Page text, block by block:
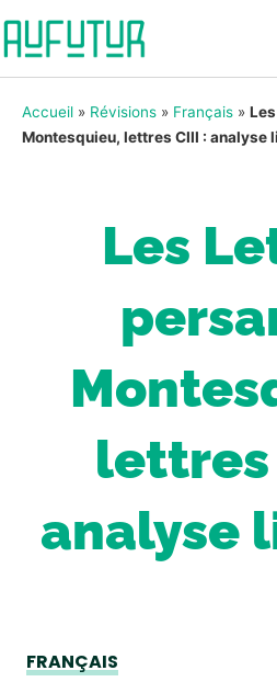
Accueil » Révisions » Français »
Montesquieu, lettres CIII : analyse
Les
lettres
analyse
FRANÇAIS